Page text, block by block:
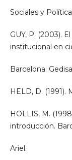
Sociales y
GUY, P. (2003).
institucional en
Barcelona:
HELD, D. (1991).
HOLLIS, M.
introducción.
Ariel.